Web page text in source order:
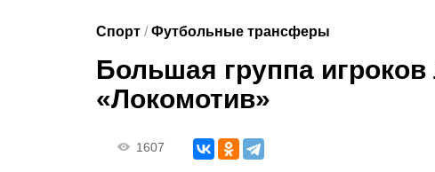
Спорт /Футбольные трансферы
Большая группа игроков
«Локомотив»
1607